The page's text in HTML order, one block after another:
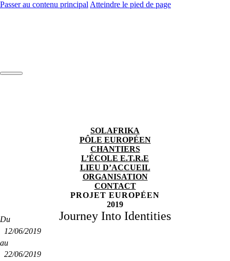
Passer au contenu principal Atteindre le pied de page
SOLAFRIKA
PÔLE EUROPÉEN
CHANTIERS
L’ÉCOLE E.T.R.E
LIEU D’ACCUEIL
ORGANISATION
CONTACT
PROJET EUROPÉEN
2019
Journey Into Identities
Du
12/06/2019
au
22/06/2019